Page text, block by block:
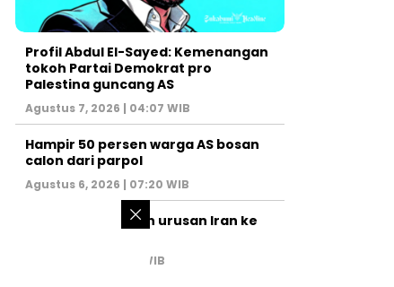
Profil Abdul El-Sayed: Kemenangan
tokoh Partai Demokrat pro
Palestina guncang AS
Agustus 7, 2026 | 04:07 WIB
Hampir 50 persen warga AS bosan
calon dari parpol
Agustus 6, 2026 | 07:20 WIB
PM Israel serahkan urusan Iran ke
Juli 31, 2026 | 02:47 WIB